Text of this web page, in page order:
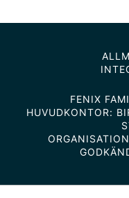
FENIX
HUVUDKONTOR: